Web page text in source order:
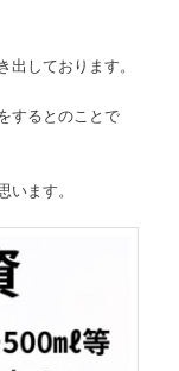
しております。
するとのことで
ます。